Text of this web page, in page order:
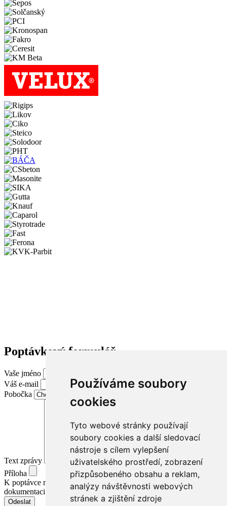
Používáme soubory
cookies
Tyto webové stránky používají
soubory cookies a další sledovací
nástroje s cílem vylepšení
uživatelského prostředí, zobrazení
přizpůsobeného obsahu a reklam,
analýzy návštěvnosti webových
stránek a zjištění zdroje
Poptávkový formulář
Vaše jméno
Váš e-mail
Pobočka
Text zprávy
Příloha
K poptávce můžete vložit přílohu, například projektovou
dokumentaci apod.
Odeslat